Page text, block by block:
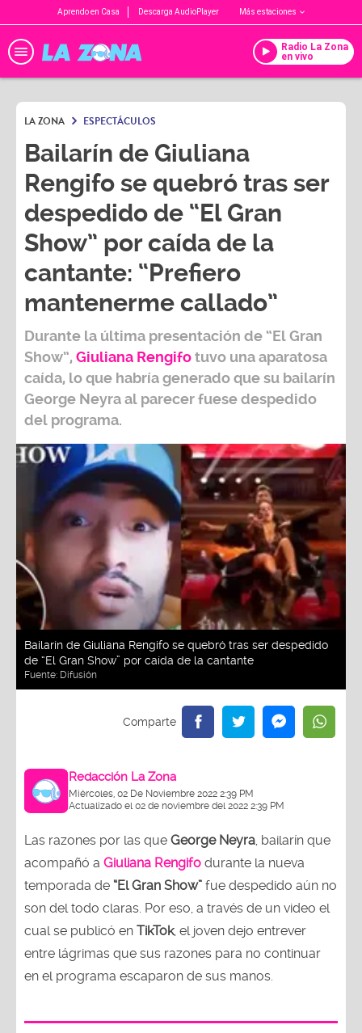
Aprendo en Casa Descarga AudioPlayer Más estaciones
Radio La Zona
en vivo
LA ZONA ESPECTÁCULOS
Bailarín de Giuliana
Rengifo se quebró tras ser
despedido de “El Gran
Show” por caída de la
cantante: “Prefiero
mantenerme callado”
Durante la última presentación de “El Gran
Show”, Giuliana Rengifotuvo una aparatosa
caída, lo que habría generado que su bailarín
George Neyraal parecerfuese despedido
del programa.
Bailarín de Giuliana Rengifo se quebró tras ser despedido
de “El Gran Show” por caída de la cantante
Fuente: Difusión
Redacción La Zona
Miércoles, 02 De Noviembre 2022 2:39 PM
Actualizado el 02 de noviembre del 2022 2:39 PM
Las razones por las que George Neyra , bailarín que
acompañó a Giuliana Rengifo durante la nueva
temporada de “El Gran Show” fue despedido aún no
son del todo claras. Por eso, a través de un video el
cual se publicó en TikTok, el joven dejo entrever
entre lágrimas que sus razones para no continuar
en el programa escaparon de sus manos.